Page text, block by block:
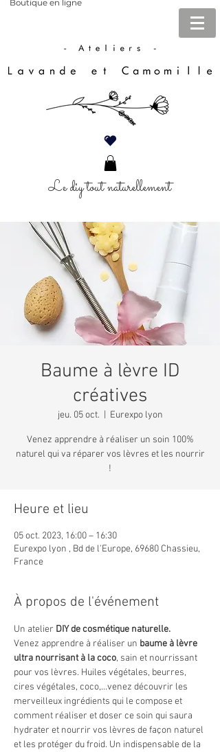
Boutique en ligne
Le diy tout naturellement
Baume à lèvre ID
créatives
jeu. 05 oct. Eurexpo lyon
Venez apprendre à réaliser un soin 100%
naturel qui va réparer vos lèvres et les nourrir
!
Heure et lieu
05 oct. 2023, 16:00 – 16:30
Eurexpo lyon , Bd de l'Europe, 69680 Chassieu,
France
À propos de l'événement
Un atelier DIY de cosmétique naturelle.
Venez apprendre à réaliser un baume à lèvre
ultra nourrisant à la coco, sain et nourrissant
pour vos lèvres. Huiles végétales, beurres,
cires végétales, coco,...venez découvrir les
merveilleux ingrédients qui le compose et
comment réaliser et doser ce soin qui saura
hydrater et nourrir vos lèvres de façon naturel
et les protéger du froid. Un indispensable de la